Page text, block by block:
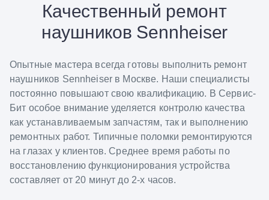
Качественный ремонт
наушников Sennheiser
Опытные мастера всегда готовы выполнить ремонт
наушников Sennheiser в Москве. Наши специалисты
постоянно повышают свою квалификацию. В Сервис-
Бит особое внимание уделяется контролю качества
как устанавливаемым запчастям, так и выполнению
ремонтных работ. Типичные поломки ремонтируются
на глазах у клиентов. Среднее время работы по
восстановлению функционирования устройства
составляет от 20 минут до 2-х часов.